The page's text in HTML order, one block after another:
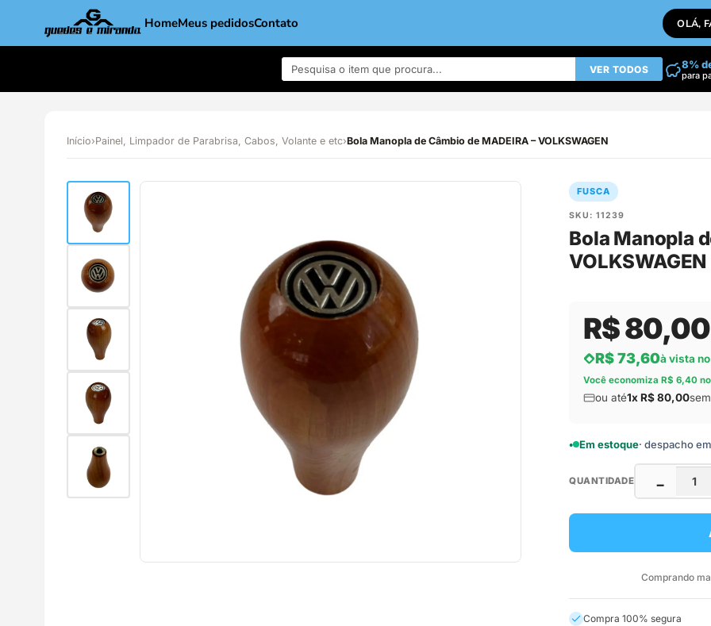
HomeMeus pedidosContato OLÁ,
VER TODOS 8%
para
Início›Painel, Limpador de Parabrisa, Cabos, Volante e etc›Bola Manopla de Câmbio de MADEIRA – VOLKSWAGEN
FUSCA
SKU: 11239
Bola Manopla
VOLKSWAGEN
R$ 80,00
R$ 73,60à vista
Você economiza R$ 6,40
ou até1x R$ 80,00
Em estoque· despacho
QUANTIDADE −
Comprando
Compra 100% segura